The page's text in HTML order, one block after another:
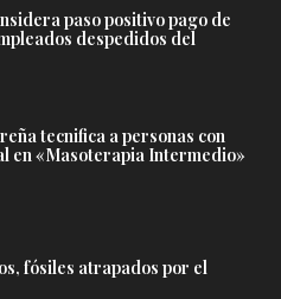
paso positivo pago de
despedidos del
tecnifica a personas con
en «Masoterapia Intermedio»
fósiles atrapados por el